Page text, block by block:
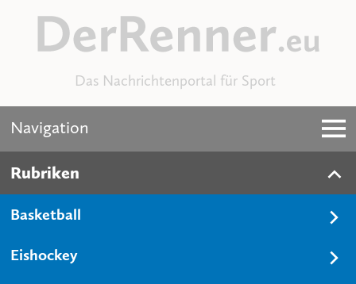
Das Nachrichtenportal für Sport
Navigation
Rubriken
Basketball
Eishockey